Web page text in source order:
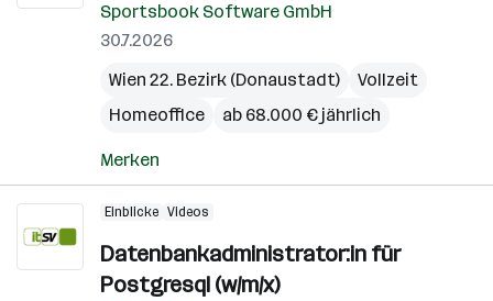
Sportsbook Software GmbH
30.7.2026
Wien 22. Bezirk (Donaustadt)
Vollzeit
Homeoffice
ab 68.000 € jährlich
Merken
Einblicke Videos
Datenbankadministrator:in für
Postgresql (w/m/x)